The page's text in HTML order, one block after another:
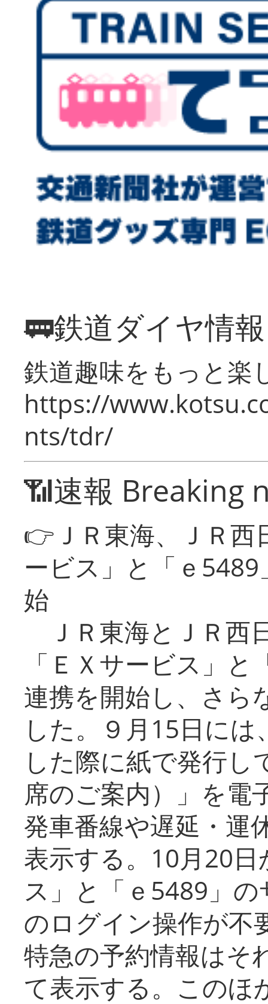
🚃鉄道ダイヤ情
鉄道趣味をもっと楽
https://
nts/tdr/
📶速報 Breaking
👉ＪＲ東海、ＪＲ
ービス」と「ｅ
始
ＪＲ東海とＪＲ西
「ＥＸサービス」
連携を開始し、さら
した。９月15日に
した際に紙で発行し
席のご案内）」を電
発車番線や遅延・運
表示する。10月20
ス」と「ｅ5489」
のログイン操作が不
特急の予約情報はそ
て表示する。このほ